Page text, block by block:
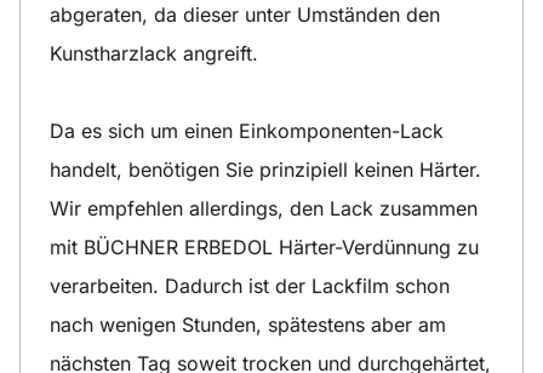
abgeraten, da dieser unter Umständen den
Kunstharzlack angreift.
Da es sich um einen Einkomponenten-Lack
handelt, benötigen Sie prinzipiell keinen Härter.
Wir empfehlen allerdings, den Lack zusammen
mit BÜCHNER ERBEDOL Härter-Verdünnung zu
verarbeiten. Dadurch ist der Lackfilm schon
nach wenigen Stunden, spätestens aber am
nächsten Tag soweit trocken und durchgehärtet,